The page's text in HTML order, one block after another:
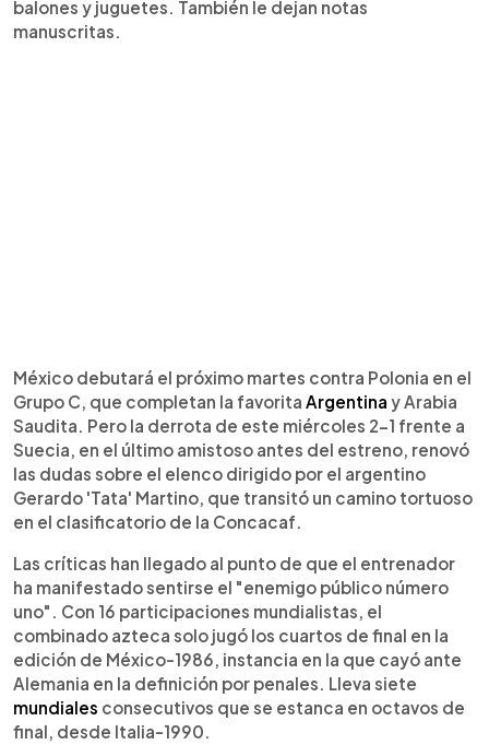
balones y juguetes. También le dejan notas
manuscritas.
México debutará el próximo martes contra Polonia en el
Grupo C, que completan la favorita Argentina y Arabia
Saudita. Pero la derrota de este miércoles 2-1 frente a
Suecia, en el último amistoso antes del estreno, renovó
las dudas sobre el elenco dirigido por el argentino
Gerardo 'Tata' Martino, que transitó un camino tortuoso
en el clasificatorio de la Concacaf.
Las críticas han llegado al punto de que el entrenador
ha manifestado sentirse el "enemigo público número
uno". Con 16 participaciones mundialistas, el
combinado azteca solo jugó los cuartos de final en la
edición de México-1986, instancia en la que cayó ante
Alemania en la definición por penales. Lleva siete
mundiales consecutivos que se estanca en octavos de
final, desde Italia-1990.